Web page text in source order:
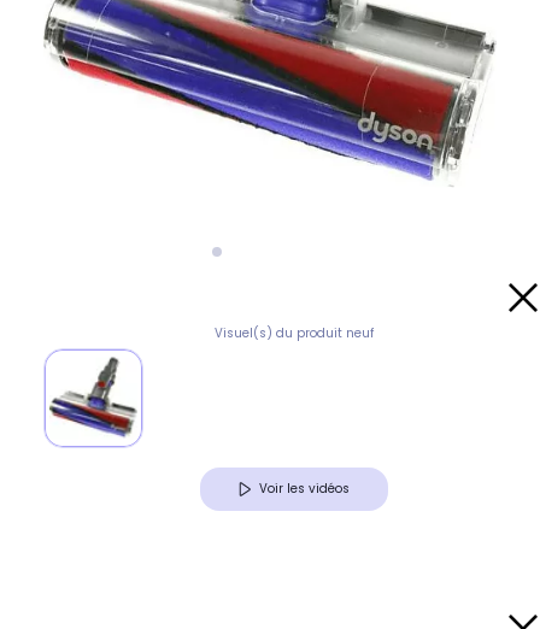
Visuel(s) du produit neuf
Voir les vidéos